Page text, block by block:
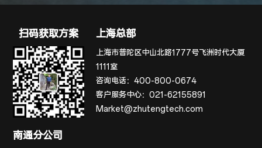
扫码获取方案 上海总部
上海市普陀区中山北路1777号飞洲时代大厦
1111室
咨询电话：400-800-0674
客户服务中心：021-62155891
Market@zhutengtech.com
南通分公司